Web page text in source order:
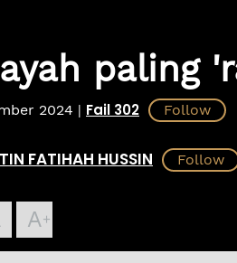
paling
2024 | Fail 302
FATIHAH HUSSIN
A